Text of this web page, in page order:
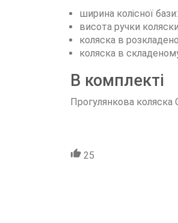
ширина колісної
висота ручки
коляска в
коляска в
В комплекті
Прогулянкова коляска
25